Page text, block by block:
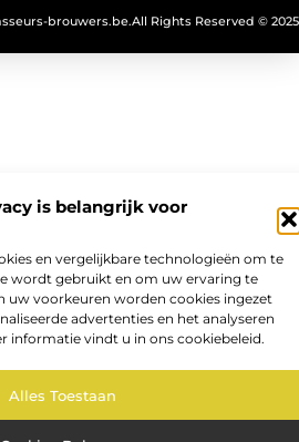
is belangrijk voor
en vergelijkbare technologieën om te
wordt gebruikt en om uw ervaring te
uw voorkeuren worden cookies ingezet
advertenties en het analyseren
informatie vindt u in ons cookiebeleid.
Alles Toestaan
All Rights Reserved © 2025
brouwers.be.